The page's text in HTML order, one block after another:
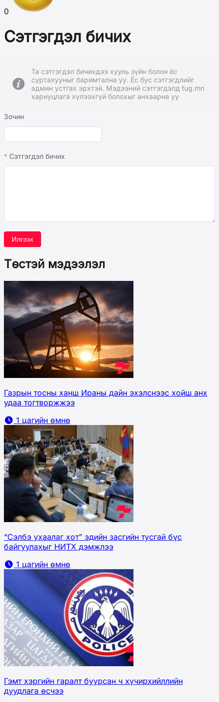
0
Сэтгэгдэл бичих
Та сэтгэгдэл бичихдээ хууль зүйн болон ёс
суртахууныг баримтална уу. Ёс бус сэтгэгдлийг
админ устгах эрхтэй. Мэдээний сэтгэгдэлд tug.mn
хариуцлага хүлээхгүй болохыг анхаарна уу
Зочин
Сэтгэгдэл бичих
Илгээх
Төстэй мэдээлэл
Газрын тосны ханш Ираны дайн эхэлснээс хойш анх
удаа тогтворжжээ
1 цагийн өмнө
“Сэлбэ ухаалаг хот” эдийн засгийн тусгай бүс
байгуулахыг НИТХ дэмжлээ
1 цагийн өмнө
Гэмт хэргийн гаралт буурсан ч хүчирхийллийн
дуудлага өсчээ